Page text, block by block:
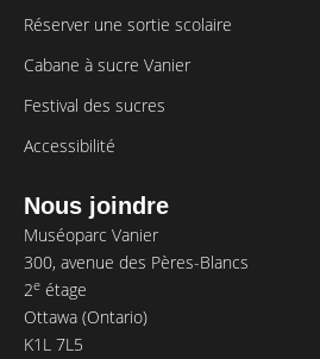
Réserver une sortie scolaire
Cabane à sucre Vanier
Festival des sucres
Accessibilité
Nous joindre
Muséoparc Vanier
300, avenue des Pères-Blancs
2e étage
Ottawa (Ontario)
K1L 7L5